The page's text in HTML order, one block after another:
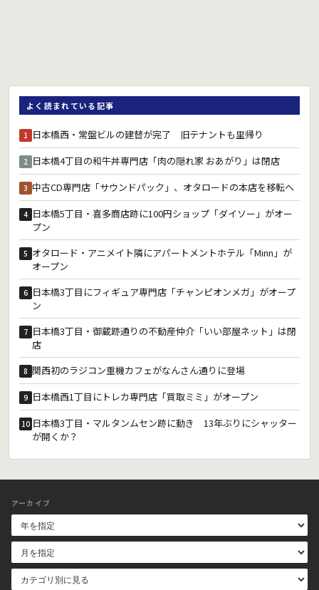
よく読まれている記事
1 日本橋西・常盤ビルの建替が完了 旧テナントも里帰り
2 日本橋4丁目の和牛丼専門店「肉の隠れ家 おあがり」は閉店
3 中古CD専門店「サウンドパック」、オタロードの本店を移転へ
4 日本橋5丁目・喜多商店跡に100円ショップ「ダイソー」がオー
プン
5 オタロード・アニメイト隣にアパートメントホテル「Minn」が
オープン
6 日本橋3丁目にフィギュア専門店「チャンピオンメガ」がオープ
ン
7 日本橋3丁目・御蔵跡通りの不動産仲介「いい部屋ネット」は閉
店
8 関西初のラジコン重機カフェがなんさん通りに登場
9 日本橋西1丁目にトレカ専門店「買取ミミ」がオープン
10 日本橋3丁目・マルタンムセン跡に動き 13年ぶりにシャッター
が開くか？
アーカイブ